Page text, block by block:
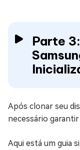
Parte
Após clonar seu
necessário garantir
Aqui está um guia